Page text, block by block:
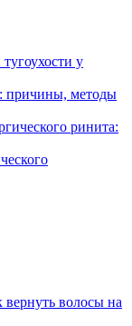
у
причины, методы
ринита:
волосы на